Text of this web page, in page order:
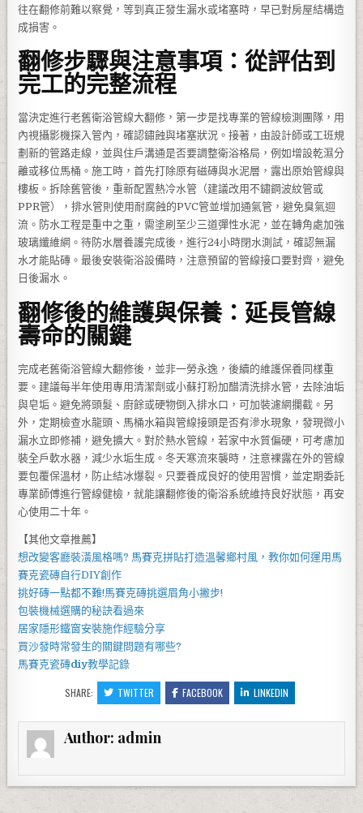
往在翻修前難以察覺，等到真正發生漏水或堵塞時，早已對房屋結構造
成損害。
翻修步驟與注意事項：從評估到
完工的完整流程
當決定進行老舊衛浴管線大翻修，第一步是找專業的管線檢測團隊，用
內視攝影機探入管內，確認鏽蝕與堵塞狀況。接著，由設計師或工班規
劃新的管路走線，並與住戶溝通是否要調整衛浴格局，例如增設乾濕分
離或移位馬桶。施工時，首先打除原有磁磚與水泥層，露出原始管線與
樓板。拆除舊管後，重新配置熱冷水管（建議改用不鏽鋼波紋管或
PPR管），排水管則使用耐腐蝕的PVC管並增加通氣管，避免臭氣迴
流。防水工程是重中之重，需塗刷至少三道彈性水泥，並在轉角處加強
玻璃纖維網。待防水層養護完成後，進行24小時閉水測試，確認無漏
水才能貼磚。最後安裝衛浴設備時，注意預留的管線接口要對齊，避免
日後漏水。
翻修後的維護與保養：延長管線
壽命的關鍵
完成老舊衛浴管線大翻修後，並非一勞永逸，後續的維護保養同樣重
要。建議每半年使用專用清潔劑或小蘇打粉加醋清洗排水管，去除油垢
與皂垢。避免將頭髮、廚餘或硬物倒入排水口，可加裝濾網攔截。另
外，定期檢查水龍頭、馬桶水箱與管線接頭是否有滲水現象，發現微小
漏水立即修補，避免擴大。對於熱水管線，若家中水質偏硬，可考慮加
裝全戶軟水器，減少水垢生成。冬天寒流來襲時，注意裸露在外的管線
要包覆保溫材，防止結冰爆裂。只要養成良好的使用習慣，並定期委託
專業師傅進行管線健檢，就能讓翻修後的衛浴系統維持良好狀態，再安
心使用二十年。
【其他文章推薦】
想改變客廳裝潢風格嗎? 馬賽克拼貼打造溫馨鄉村風，教你如何運用 馬
賽克瓷磚自行DIY創作
挑好磚一點都不難!馬賽克磚挑選眉角小撇步!
包裝機械選購的秘訣看過來
居家隱形鐵窗安裝施作經驗分享
買沙發時常發生的關鍵問題有哪些?
馬賽克瓷磚diy教學記錄
SHARE: TWITTER FACEBOOK LINKEDIN
Author: admin